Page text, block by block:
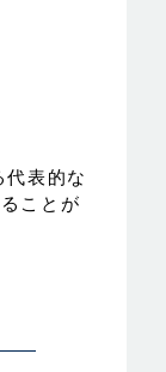
代表的な
ことが